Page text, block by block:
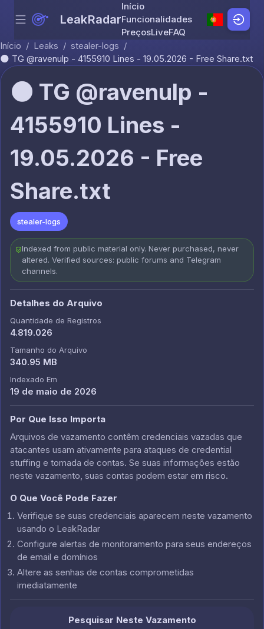
Skip to content
Menu LeakRadar
Início
Funcionalidades
PreçosLiveFAQ
Início / Leaks / stealer-logs /
🌑 TG @ravenulp - 4155910 Lines - 19.05.2026 - Free Share.txt
🌑 TG @ravenulp -
4155910 Lines -
19.05.2026 - Free
Share.txt
stealer-logs
Indexed from public material only. Never purchased, never
altered. Verified sources: public forums and Telegram
channels.
Detalhes do Arquivo
Quantidade de Registros
4.819.026
Tamanho do Arquivo
340.95 MB
Indexado Em
19 de maio de 2026
Por Que Isso Importa
Arquivos de vazamento contêm credenciais vazadas que
atacantes usam ativamente para ataques de credential
stuffing e tomada de contas. Se suas informações estão
neste vazamento, suas contas podem estar em risco.
O Que Você Pode Fazer
Verifique se suas credenciais aparecem neste vazamento
usando o LeakRadar
Configure alertas de monitoramento para seus endereços
de email e domínios
Altere as senhas de contas comprometidas
imediatamente
Pesquisar Neste Vazamento